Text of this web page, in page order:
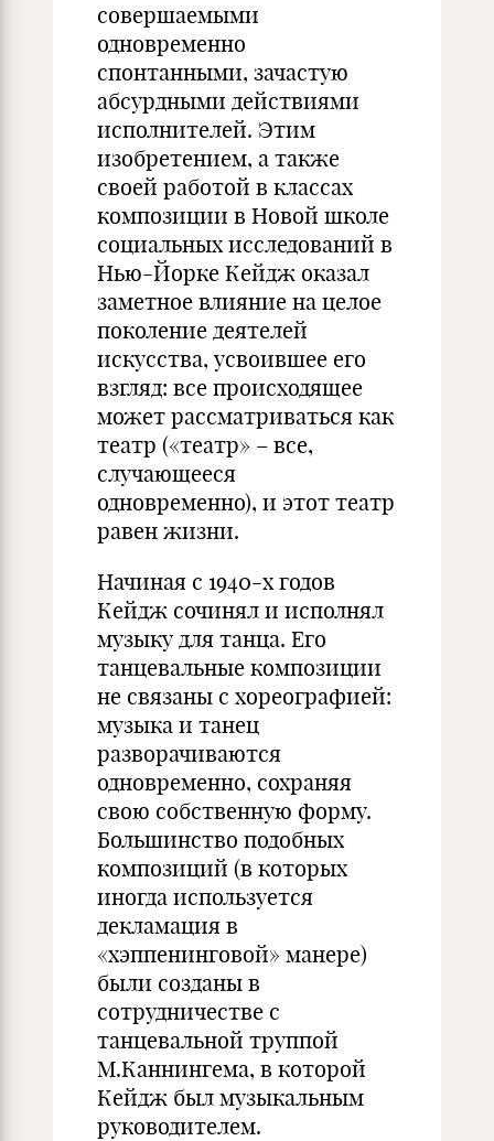
совершаемыми
одновременно
спонтанными, зачастую
абсурдными действиями
исполнителей. Этим
изобретением, а также
своей работой в классах
композиции в Новой школе
социальных исследований в
Нью-Йорке Кейдж оказал
заметное влияние на целое
поколение деятелей
искусства, усвоившее его
взгляд: все происходящее
может рассматриваться как
театр («театр» – все,
случающееся
одновременно), и этот театр
равен жизни.
Начиная с 1940-х годов
Кейдж сочинял и исполнял
музыку для танца. Его
танцевальные композиции
не связаны с хореографией:
музыка и танец
разворачиваются
одновременно, сохраняя
свою собственную форму.
Большинство подобных
композиций (в которых
иногда используется
декламация в
«хэппенинговой» манере)
были созданы в
сотрудничестве с
танцевальной труппой
М.Каннингема, в которой
Кейдж был музыкальным
руководителем.